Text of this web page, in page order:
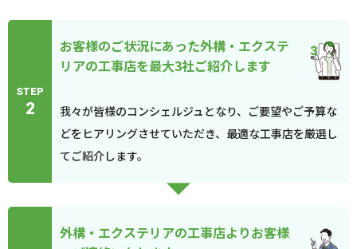
STEP
2
お客様のご状況にあった外構・エクステ
リアの工事店を最大3社ご紹介します
我々が皆様のコンシェルジュとなり、ご要望やご予算な
どをヒアリングさせていただき、最適な工事店を厳選し
てご紹介します。
外構・エクステリアの工事店よりお客様